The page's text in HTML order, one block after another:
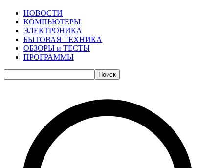
НОВОСТИ
КОМПЬЮТЕРЫ
ЭЛЕКТРОНИКА
БЫТОВАЯ ТЕХНИКА
ОБЗОРЫ и ТЕСТЫ
ПРОГРАММЫ
Поиск